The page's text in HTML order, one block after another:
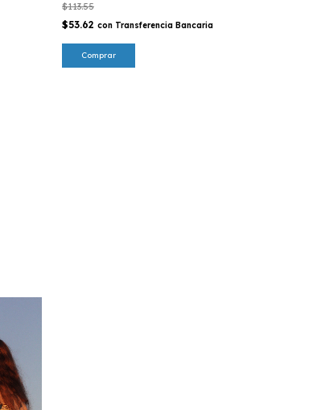
$113.55
$53.62 con Transferencia Bancaria
Comprar